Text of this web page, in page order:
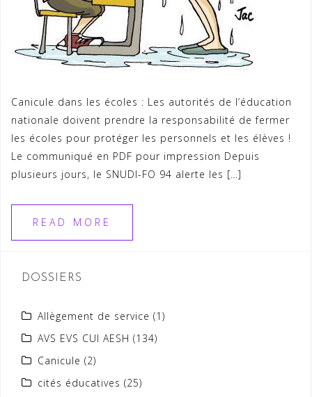
Canicule dans les écoles : Les autorités de l’éducation
nationale doivent prendre la responsabilité de fermer
les écoles pour protéger les personnels et les élèves !
Le communiqué en PDF pour impression Depuis
plusieurs jours, le SNUDI-FO 94 alerte les […]
READ MORE
DOSSIERS
Allègement de service (1)
AVS EVS CUI AESH (134)
Canicule (2)
cités éducatives (25)